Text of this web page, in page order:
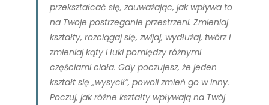
przekształcać się, zauważając, jak wpływa to
na Twoje postrzeganie przestrzeni. Zmieniaj
kształty, rozciągaj się, zwijaj, wydłużaj, twórz i
zmieniaj kąty i łuki pomiędzy różnymi
częściami ciała. Gdy poczujesz, że jeden
kształt się „wysycił”, powoli zmień go w inny.
Poczuj, jak różne kształty wpływają na Twój